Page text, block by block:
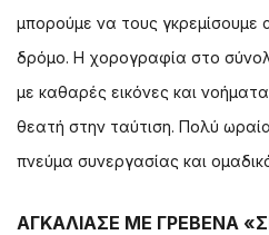
μπορούμε να τους γκρεμίσουμε
δρόμο. Η χορογραφία στο
με καθαρές εικόνες και
θεατή στην ταύτιση. Πολύ
πνεύμα συνεργασίας και
ΑΓΚΑΛΙΑΣΕ ΜΕ ΓΡΕΒΕΝΑ